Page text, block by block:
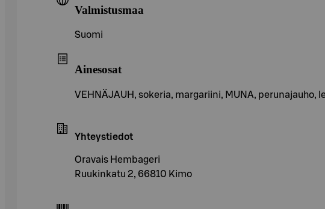
Valmistusmaa
Suomi
Ainesosat
VEHNÄJAUH, sokeria, margariini, MUNA, perunajauho,
Yhteystiedot
Oravais Hembageri
Ruukinkatu 2, 66810 Kimo